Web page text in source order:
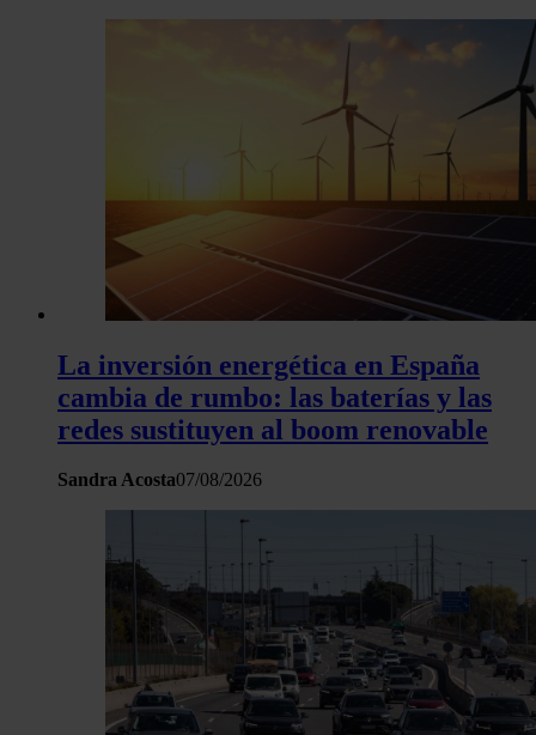
La inversión energética en España
cambia de rumbo: las baterías y las
redes sustituyen al boom renovable
Sandra Acosta07/08/2026